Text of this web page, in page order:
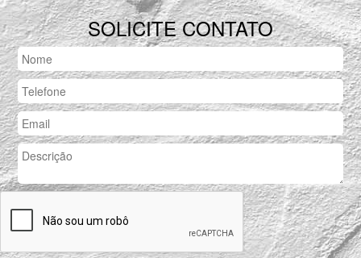
SOLICITE CONTATO